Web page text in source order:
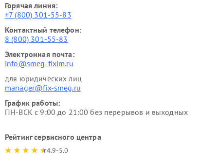
Горячая линия:
+7 (800) 301-55-83
Контактный телефон:
8 (800) 301-55-83
Электронная почта:
info@smeg-fixim.ru
для юридических лиц
manager@fix-smeg.ru
График работы:
ПН-ВСК с 9:00 до 21:00 без перерывов и выходных
Рейтинг сервисного центра
4.9-5.0